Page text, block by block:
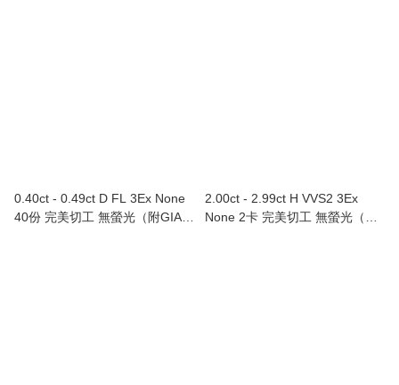
0.40ct - 0.49ct D FL 3Ex None
40份 完美切工 無螢光（附GIA證
2.00ct - 2.99ct H VVS2 3Ex
None 2卡 完美切工 無螢光（附